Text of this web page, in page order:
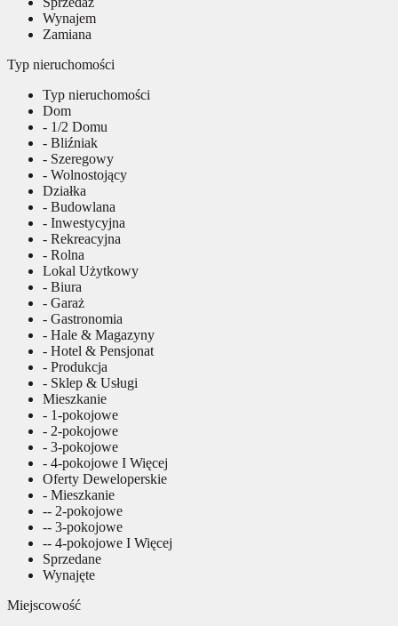
Wynajem
Zamiana
Typ nieruchomości
Typ nieruchomości
Dom
- 1/2 Domu
- Bliźniak
- Szeregowy
- Wolnostojący
Działka
- Budowlana
- Inwestycyjna
- Rekreacyjna
- Rolna
Lokal Użytkowy
- Biura
- Garaż
- Gastronomia
- Hale & Magazyny
- Hotel & Pensjonat
- Produkcja
- Sklep & Usługi
Mieszkanie
- 1-pokojowe
- 2-pokojowe
- 3-pokojowe
- 4-pokojowe I Więcej
Oferty Deweloperskie
- Mieszkanie
-- 2-pokojowe
-- 3-pokojowe
-- 4-pokojowe I Więcej
Sprzedane
Wynajęte
Miejscowość